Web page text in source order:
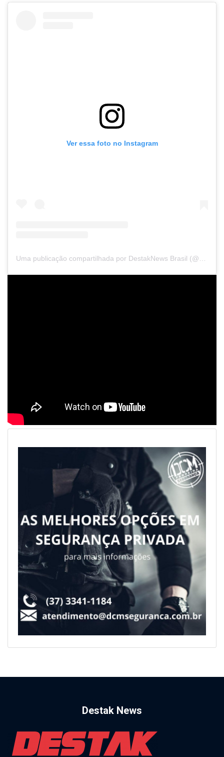
Ver essa foto no Instagram
Uma publicação compartilhada por DestakNews Brasil (@destaknewsbrasiloficial)
Destak News